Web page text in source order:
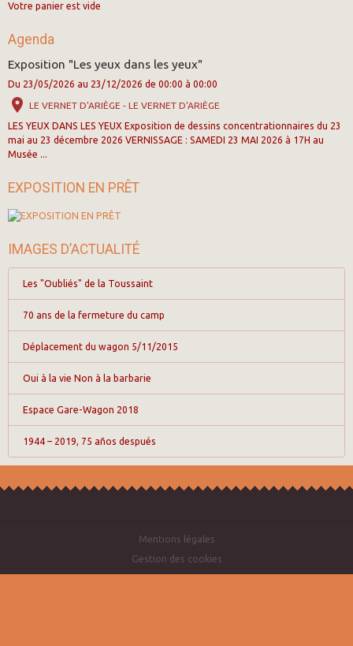
Votre panier est vide
Agenda
Exposition "Les yeux dans les yeux"
Du 23/05/2026 au 23/12/2026 de 00:00 à 00:00
LE VERNET D'ARIÈGE - LE VERNET D'ARIÈGE
LES YEUX DANS LES YEUX Exposition de dessins concentrationnaires du 23
mai au 23 décembre 2026 VERNISSAGE : SAMEDI 23 MAI 2026 à 17H au
Musée ...
EXPOSITION EN PRÊT
IMAGES D’ACTUALITÉ
Les "Oubliés" de la Toussaint
70 ans de la fermeture du camp
Déplacement du wagon 5/11/2015
Oui à la vie Non à la barbarie
Espace Gare-Wagon 2018
1944 – 2019, 75 años después
Mentions légales
Gestion des cookies